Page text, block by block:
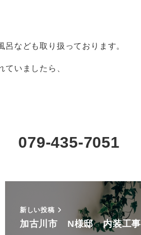
なども取り扱っております。
いましたら、
079-435-7051
新しい投稿
加古川市 N様邸 内装工事